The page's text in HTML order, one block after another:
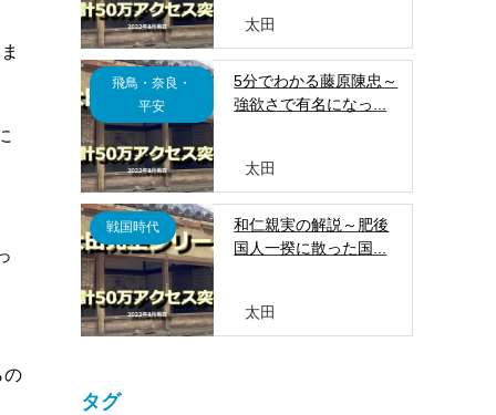
の
太田
飛鳥・奈良・
平安
5分でわかる藤原陳忠～
強欲さで有名になっ...
太田
戦国時代
和仁親実の解説～肥後
国人一揆に散った国...
太田
タグ